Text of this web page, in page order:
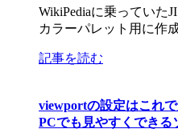
WikiPediaに乗っていた
カラーパレット用に作
記事を読む
viewportの設定はこれ
PCでも見やすくできる